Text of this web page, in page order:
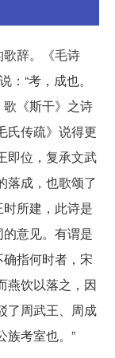
辞。《毛诗
：“考，成也。
《斯干》之诗
氏传疏》说得更
即位，复承文武
落成，也歌颂了
所建，此诗是
意见。有谓是
指何时者，宋
燕饮以落之，因
了周武王、周成
族考室也。”